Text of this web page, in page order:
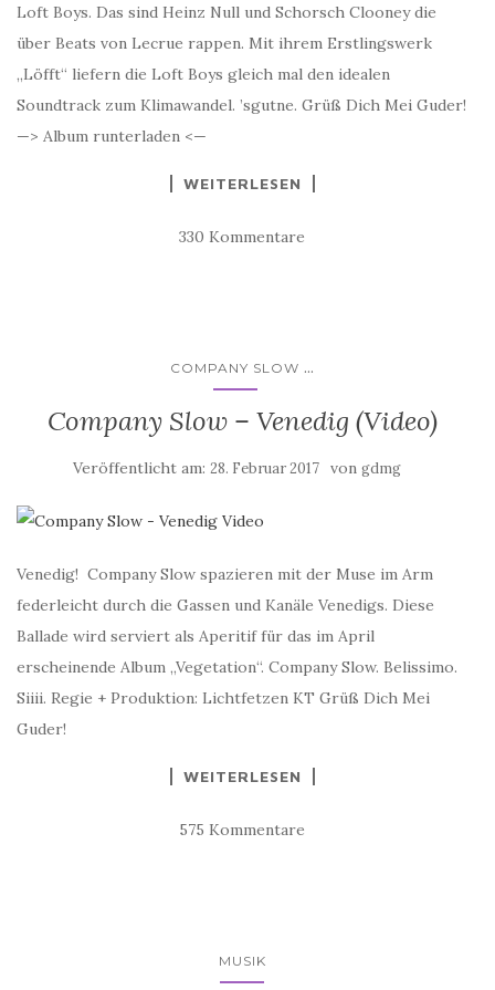
Loft Boys. Das sind Heinz Null und Schorsch Clooney die
über Beats von Lecrue rappen. Mit ihrem Erstlingswerk
„Löfft“ liefern die Loft Boys gleich mal den idealen
Soundtrack zum Klimawandel. ’sgutne. Grüß Dich Mei Guder!
—> Album runterladen <—
WEITERLESEN
330 Kommentare
COMPANY SLOW ...
Company Slow – Venedig (Video)
Veröffentlicht am: 28. Februar 2017 von gdmg
Venedig! Company Slow spazieren mit der Muse im Arm
federleicht durch die Gassen und Kanäle Venedigs. Diese
Ballade wird serviert als Aperitif für das im April
erscheinende Album „Vegetation“. Company Slow. Belissimo.
Siiii. Regie + Produktion: Lichtfetzen KT Grüß Dich Mei
Guder!
WEITERLESEN
575 Kommentare
MUSIK